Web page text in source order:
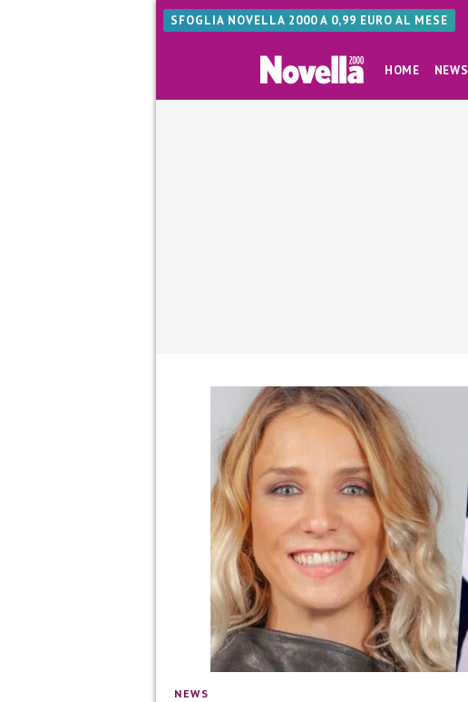
SFOGLIA NOVELLA 2000 A 0,99 EURO AL MESE
HOME NEWS
NEWS